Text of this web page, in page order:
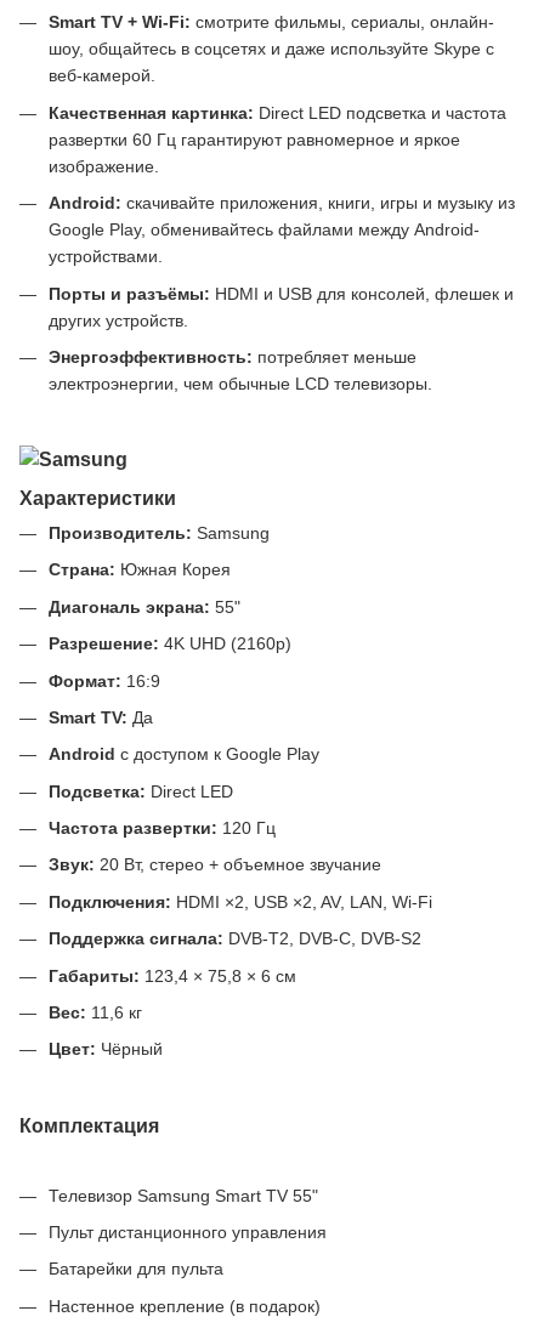
Smart TV + Wi-Fi: смотрите фильмы, сериалы, онлайн-
шоу, общайтесь в соцсетях и даже используйте Skype с
веб-камерой.
Качественная картинка: Direct LED подсветка и частота
развертки 60 Гц гарантируют равномерное и яркое
изображение.
Android: скачивайте приложения, книги, игры и музыку из
Google Play, обменивайтесь файлами между Android-
устройствами.
Порты и разъёмы: HDMI и USB для консолей, флешек и
других устройств.
Энергоэффективность: потребляет меньше
электроэнергии, чем обычные LCD телевизоры.
Характеристики
Производитель: Samsung
Страна: Южная Корея
Диагональ экрана: 55"
Разрешение: 4K UHD (2160p)
Формат: 16:9
Smart TV: Да
Android с доступом к Google Play
Подсветка: Direct LED
Частота развертки: 120 Гц
Звук: 20 Вт, стерео + объемное звучание
Подключения: HDMI ×2, USB ×2, AV, LAN, Wi-Fi
Поддержка сигнала: DVB-T2, DVB-C, DVB-S2
Габариты: 123,4 × 75,8 × 6 см
Вес: 11,6 кг
Цвет: Чёрный
Комплектация
Телевизор Samsung Smart TV 55"
Пульт дистанционного управления
Батарейки для пульта
Настенное крепление (в подарок)